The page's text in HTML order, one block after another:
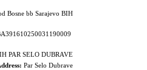
Bosne bb Sarajevo BIH
PAR SELO DUBRAVE
Par Selo Dubrave